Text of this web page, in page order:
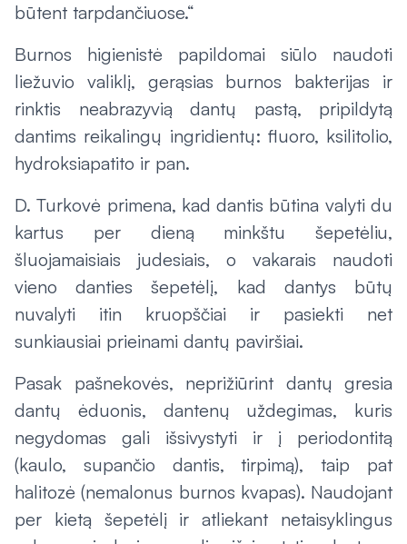
būtent tarpdančiuose.“
Burnos higienistė papildomai siūlo naudoti
liežuvio valiklį, gerąsias burnos bakterijas ir
rinktis neabrazyvią dantų pastą, pripildytą
dantims reikalingų ingridientų: fluoro, ksilitolio,
hydroksiapatito ir pan.
D. Turkovė primena, kad dantis būtina valyti du
kartus per dieną minkštu šepetėliu,
šluojamaisiais judesiais, o vakarais naudoti
vieno danties šepetėlį, kad dantys būtų
nuvalyti itin kruopščiai ir pasiekti net
sunkiausiai prieinami dantų paviršiai.
Pasak pašnekovės, neprižiūrint dantų gresia
dantų ėduonis, dantenų uždegimas, kuris
negydomas gali išsivystyti ir į periodontitą
(kaulo, supančio dantis, tirpimą), taip pat
halitozė (nemalonus burnos kvapas). Naudojant
per kietą šepetėlį ir atliekant netaisyklingus